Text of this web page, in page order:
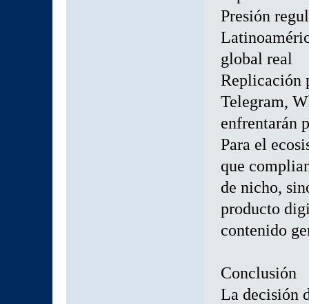
Presión
global real
Replicación
Telegram,
enfrentarán
Para el
que
de nicho,
producto
contenido
Conclusión
La decisión